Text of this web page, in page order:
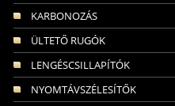
KARBONOZÁS
ÜLTETŐ RUGÓK
LENGÉSCSILLAPÍTÓK
NYOMTÁVSZÉLESÍTŐK